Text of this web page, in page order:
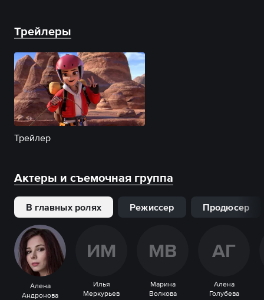
Трейлеры
Трейлер
Актеры и съемочная группа
В главных ролях Режиссер Продюсер
Алена
Андронова
ИМ
Илья
Меркурьев
МВ
Марина
Волкова
АГ
Алена
Голубева